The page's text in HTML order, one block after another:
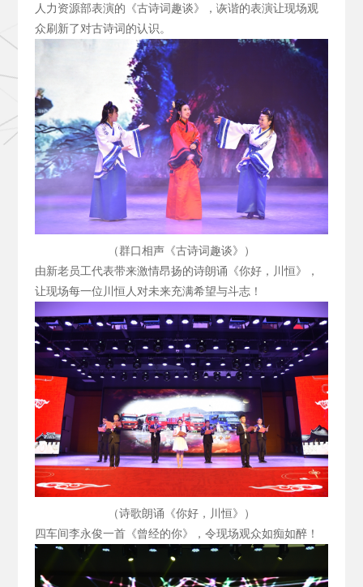
人力资源部表演的《古诗词趣谈》，诙谐的表演让现场观
众刷新了对古诗词的认识。
（群口相声《古诗词趣谈》）
由新老员工代表带来激情昂扬的诗朗诵《你好，川恒》，
让现场每一位川恒人对未来充满希望与斗志！
（诗歌朗诵《你好，川恒》）
四车间李永俊一首《曾经的你》，令现场观众如痴如醉！